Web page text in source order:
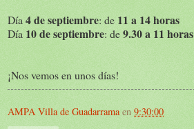
Día 4 de septiembre: de 11 a 14 horas
Día 10 de septiembre: de9.30 a 11 horas
¡Nos vemos en unos días!
AMPA Villa de Guadarrama en 9:30:00